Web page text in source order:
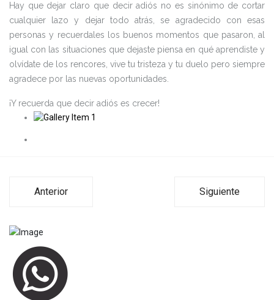
Hay que dejar claro que decir adiós no es sinónimo de cortar
cualquier lazo y dejar todo atrás, se agradecido con esas
personas y recuerdales los buenos momentos que pasaron, al
igual con las situaciones que dejaste piensa en qué aprendiste y
olvídate de los rencores, vive tu tristeza y tu duelo pero siempre
agradece por las nuevas oportunidades.
¡Y recuerda que decir adiós es crecer!
Anterior Siguiente